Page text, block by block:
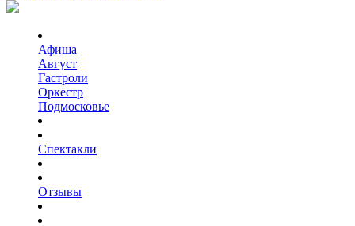
Афиша
Август
Гастроли
Оркестр
Подмосковье
Спектакли
Отзывы